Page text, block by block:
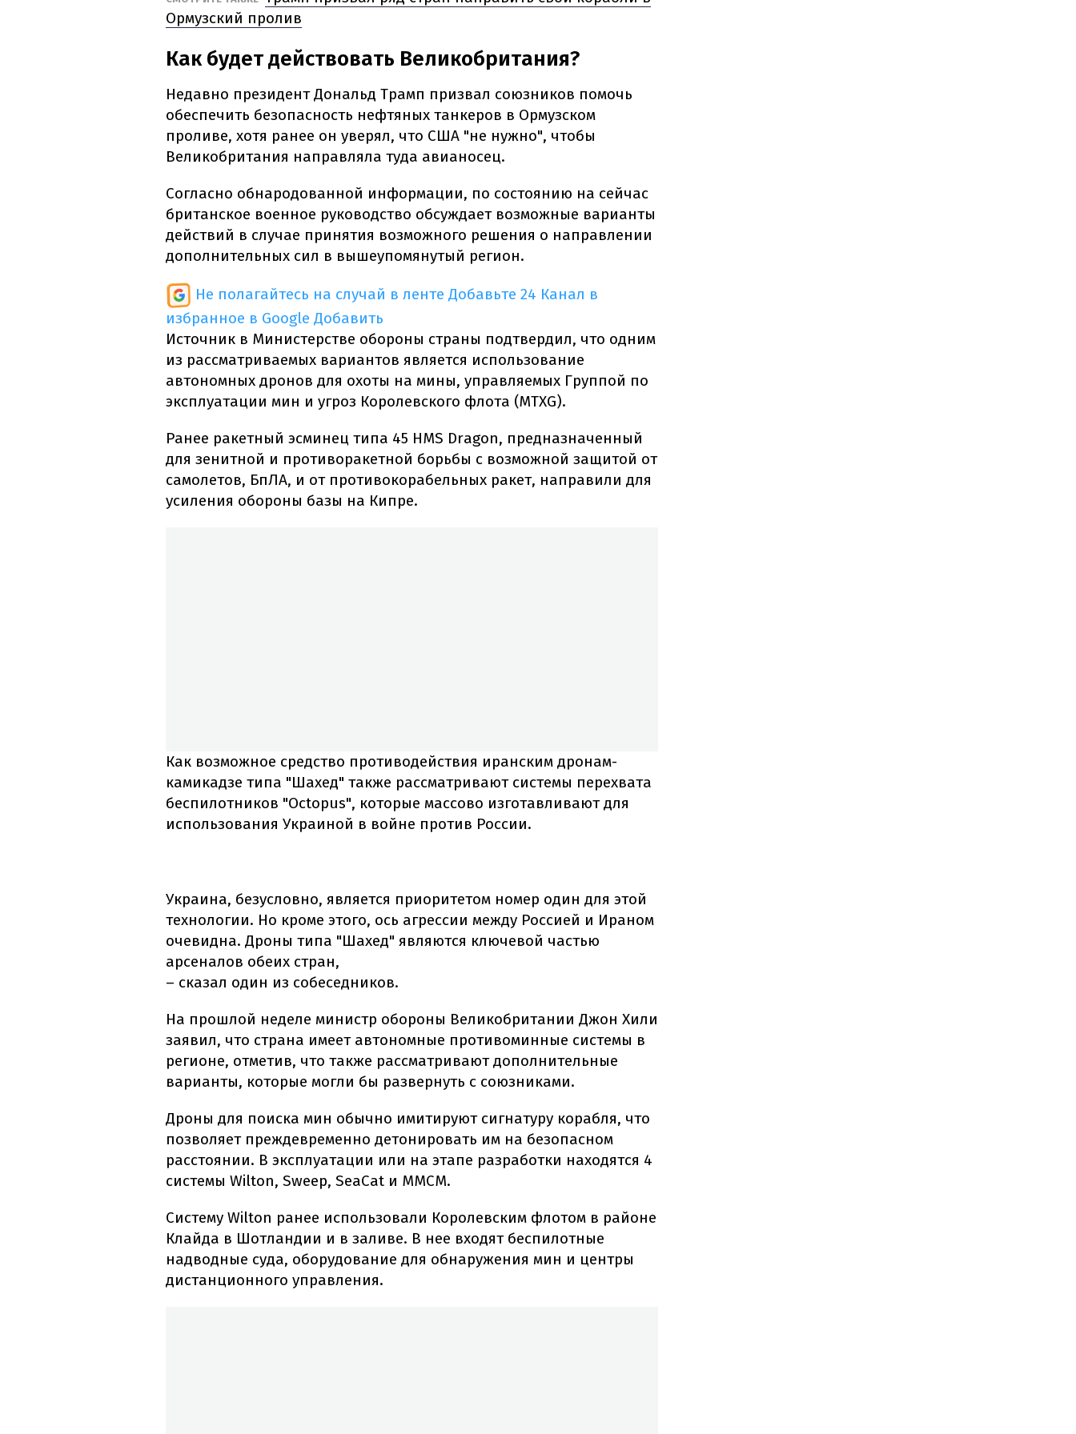
Ормузский пролив
Как будет действовать Великобритания?
Недавно президент Дональд Трамп призвал союзников помочь
обеспечить безопасность нефтяных танкеров в Ормузском
проливе, хотя ранее он уверял, что США "не нужно", чтобы
Великобритания направляла туда авианосец.
Согласно обнародованной информации, по состоянию на сейчас
британское военное руководство обсуждает возможные варианты
действий в случае принятия возможного решения о направлении
дополнительных сил в вышеупомянутый регион.
Не полагайтесь на случай в ленте Добавьте 24 Канал в
избранное в Google Добавить
Источник в Министерстве обороны страны подтвердил, что одним
из рассматриваемых вариантов является использование
автономных дронов для охоты на мины, управляемых Группой по
эксплуатации мин и угроз Королевского флота (MTXG).
Ранее ракетный эсминец типа 45 HMS Dragon, предназначенный
для зенитной и противоракетной борьбы с возможной защитой от
самолетов, БпЛА, и от противокорабельных ракет, направили для
усиления обороны базы на Кипре.
Как возможное средство противодействия иранским дронам-
камикадзе типа "Шахед" также рассматривают системы перехвата
беспилотников "Octopus", которые массово изготавливают для
использования Украиной в войне против России.
Украина, безусловно, является приоритетом номер один для этой
технологии. Но кроме этого, ось агрессии между Россией и Ираном
очевидна. Дроны типа "Шахед" являются ключевой частью
арсеналов обеих стран,
– сказал один из собеседников.
На прошлой неделе министр обороны Великобритании Джон Хили
заявил, что страна имеет автономные противоминные системы в
регионе, отметив, что также рассматривают дополнительные
варианты, которые могли бы развернуть с союзниками.
Дроны для поиска мин обычно имитируют сигнатуру корабля, что
позволяет преждевременно детонировать им на безопасном
расстоянии. В эксплуатации или на этапе разработки находятся 4
системы Wilton, Sweep, SeaCat и MMCM.
Систему Wilton ранее использовали Королевским флотом в районе
Клайда в Шотландии и в заливе. В нее входят беспилотные
надводные суда, оборудование для обнаружения мин и центры
дистанционного управления.